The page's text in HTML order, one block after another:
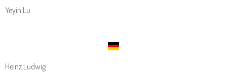
Yeyin Lu
Heinz Ludwig